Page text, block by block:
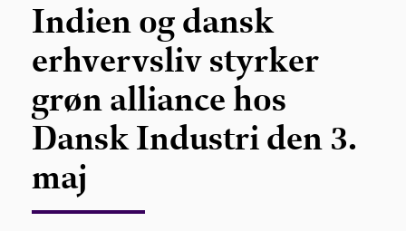
Indien og dansk
erhvervsliv styrker
grøn alliance hos
Dansk Industri den 3.
maj